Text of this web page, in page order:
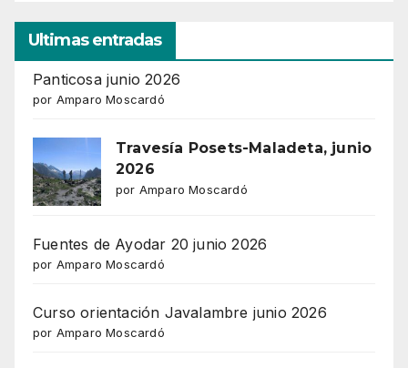
Ultimas entradas
Panticosa junio 2026
por Amparo Moscardó
Travesía Posets-Maladeta, junio
2026
por Amparo Moscardó
Fuentes de Ayodar 20 junio 2026
por Amparo Moscardó
Curso orientación Javalambre junio 2026
por Amparo Moscardó